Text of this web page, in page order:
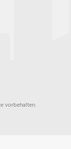
vorbehalten.